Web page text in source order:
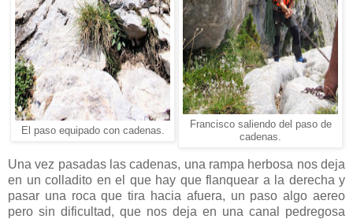
El paso equipado con cadenas.
Francisco saliendo del paso de
cadenas.
Una vez pasadas las cadenas, una rampa herbosa nos deja
en un colladito en el que hay que flanquear a la derecha y
pasar una roca que tira hacia afuera, un paso algo aereo
pero sin dificultad, que nos deja en una canal pedregosa